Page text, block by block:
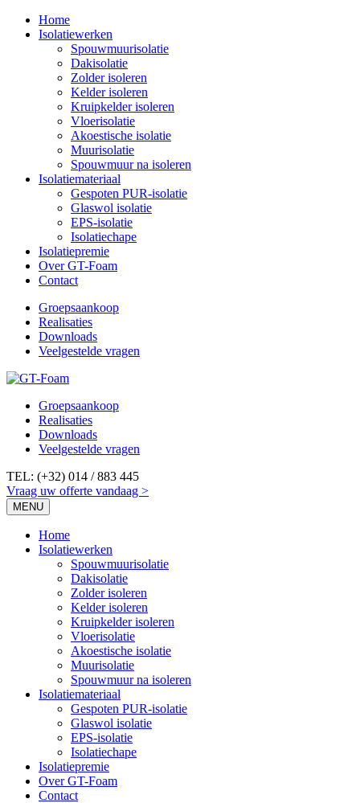
Home
Isolatiewerken
Spouwmuurisolatie
Dakisolatie
Zolder isoleren
Kelder isoleren
Kruipkelder isoleren
Vloerisolatie
Akoestische isolatie
Muurisolatie
Spouwmuur na isoleren
Isolatiemateriaal
Gespoten PUR-isolatie
Glaswol isolatie
EPS-isolatie
Isolatiechape
Isolatiepremie
Over GT-Foam
Contact
Groepsaankoop
Realisaties
Downloads
Veelgestelde vragen
Groepsaankoop
Realisaties
Downloads
Veelgestelde vragen
TEL: (+32) 014 / 883 445
Vraag uw offerte vandaag >
MENU
Home
Isolatiewerken
Spouwmuurisolatie
Dakisolatie
Zolder isoleren
Kelder isoleren
Kruipkelder isoleren
Vloerisolatie
Akoestische isolatie
Muurisolatie
Spouwmuur na isoleren
Isolatiemateriaal
Gespoten PUR-isolatie
Glaswol isolatie
EPS-isolatie
Isolatiechape
Isolatiepremie
Over GT-Foam
Contact